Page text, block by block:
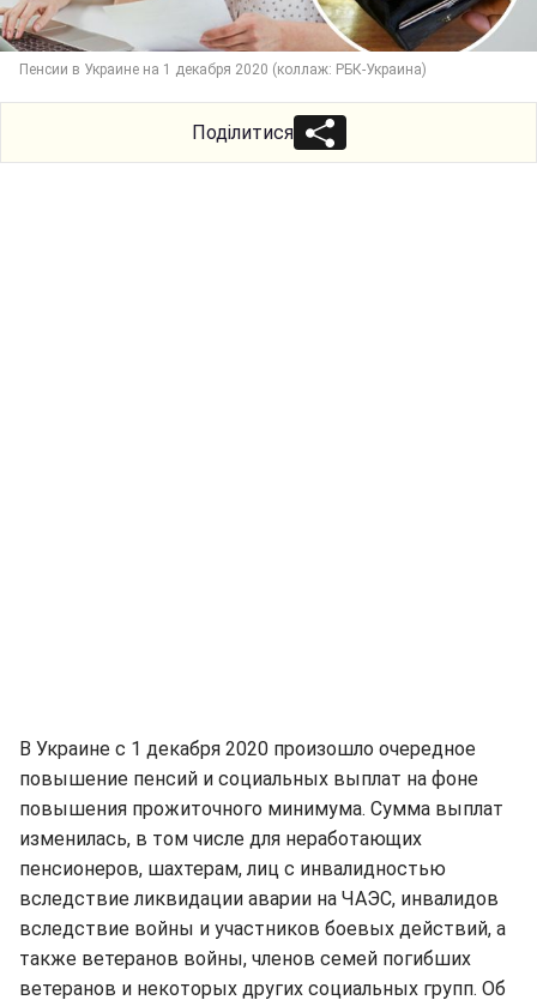
Пенсии в Украине на 1 декабря 2020 (коллаж: РБК-Украина)
Поділитися
В Украине с 1 декабря 2020 произошло очередное
повышение пенсий и социальных выплат на фоне
повышения прожиточного минимума. Сумма выплат
изменилась, в том числе для неработающих
пенсионеров, шахтерам, лиц с инвалидностью
вследствие ликвидации аварии на ЧАЭС, инвалидов
вследствие войны и участников боевых действий, а
также ветеранов войны, членов семей погибших
ветеранов и некоторых других социальных групп. Об